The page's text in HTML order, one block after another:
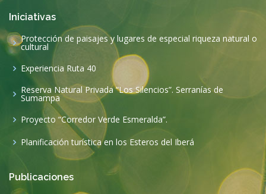
Iniciativas
Protección de paisajes y lugares de especial riqueza natural o
cultural
Experiencia Ruta 40
Reserva Natural Privada “Los Silencios”. Serranías de
Sumampa
Proyecto “Corredor Verde Esmeralda”.
Planificación turística en los Esteros del Iberá
Publicaciones